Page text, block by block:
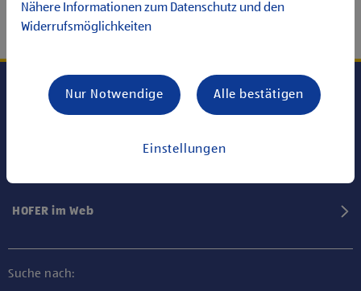
HOFER im Web
Suche nach:
Nähere Informationen zum Datenschutz und den
Widerrufsmöglichkeiten
Einstellungen
Nur Notwendige Alle bestätigen